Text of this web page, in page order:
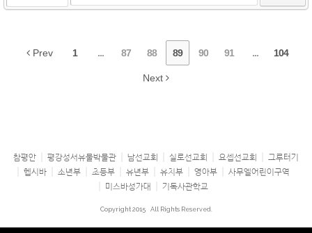
Prev 1 ... 87 88 89 90 91 ... 104
Next
참평안 평강성서유물박물관 남선교회 실로선교회 요셉선교회
그루터기
헵시바
소년부 초등부 유년부 유치부 영아부
사무엘어린이구역
미스바성가대
기독사관학교
Copyright 2015 All Rights Reserved.